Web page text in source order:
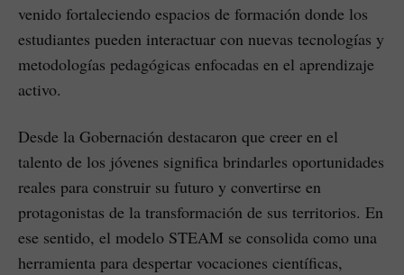
venido fortaleciendo espacios de formación donde los
estudiantes pueden interactuar con nuevas tecnologías y
metodologías pedagógicas enfocadas en el aprendizaje
activo.
Desde la Gobernación destacaron que creer en el
talento de los jóvenes significa brindarles oportunidades
reales para construir su futuro y convertirse en
protagonistas de la transformación de sus territorios. En
ese sentido, el modelo STEAM se consolida como una
herramienta para despertar vocaciones científicas,